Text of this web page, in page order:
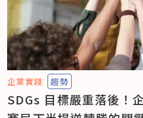
企業實踐 趨勢
SDGs 目標嚴重落後！